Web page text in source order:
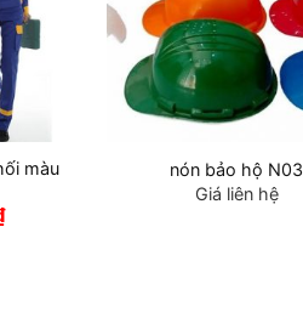
màu
nón bảo hộ N03
Giá liên hệ